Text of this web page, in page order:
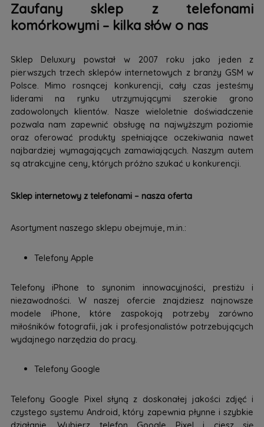
Zaufany sklep z telefonami
komórkowymi – kilka słów o nas
Sklep Deluxury powstał w 2007 roku jako jeden z
pierwszych trzech sklepów internetowych z branży GSM w
Polsce. Mimo rosnącej konkurencji, cały czas jesteśmy
liderami na rynku utrzymującymi szerokie grono
zadowolonych klientów. Nasze wieloletnie doświadczenie
pozwala nam zapewnić obsługę na najwyższym poziomie
oraz oferować produkty spełniające oczekiwania nawet
najbardziej wymagających zamawiających. Naszym autem
są atrakcyjne ceny, których próżno szukać u konkurencji.
Sklep internetowy z telefonami – nasza oferta
Asortyment naszego sklepu obejmuje, m.in.:
Telefony Apple
Telefony iPhone to synonim innowacyjności, prestiżu i
niezawodności. W naszej ofercie znajdziesz najnowsze
modele iPhone, które zaspokoją potrzeby zarówno
miłośników fotografii, jak i profesjonalistów potrzebujących
wydajnego narzędzia do pracy.
Telefony Google
Telefony Google Pixel słyną z doskonałej jakości zdjęć i
czystego systemu Android, który zapewnia płynne i szybkie
działanie. Wybierz telefon Google Pixel i ciesz się